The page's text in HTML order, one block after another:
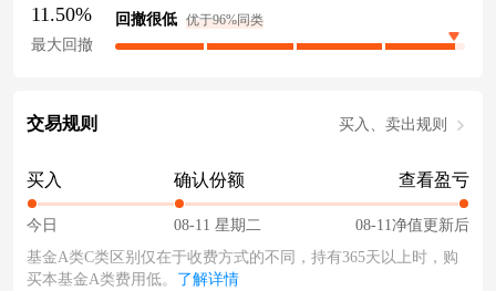
11.50%
最大回撤
回撤很低 优于96%同类
交易规则 买入、卖出规则
买入
今日
确认份额
08-11 星期二
查看盈亏
08-11净值更新后
基金A类C类区别仅在于收费方式的不同，持有365天以上时，购
买本基金A类费用低。 了解详情